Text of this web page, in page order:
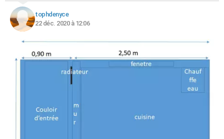
tophdenyce
22 déc. 2020 à 12:06